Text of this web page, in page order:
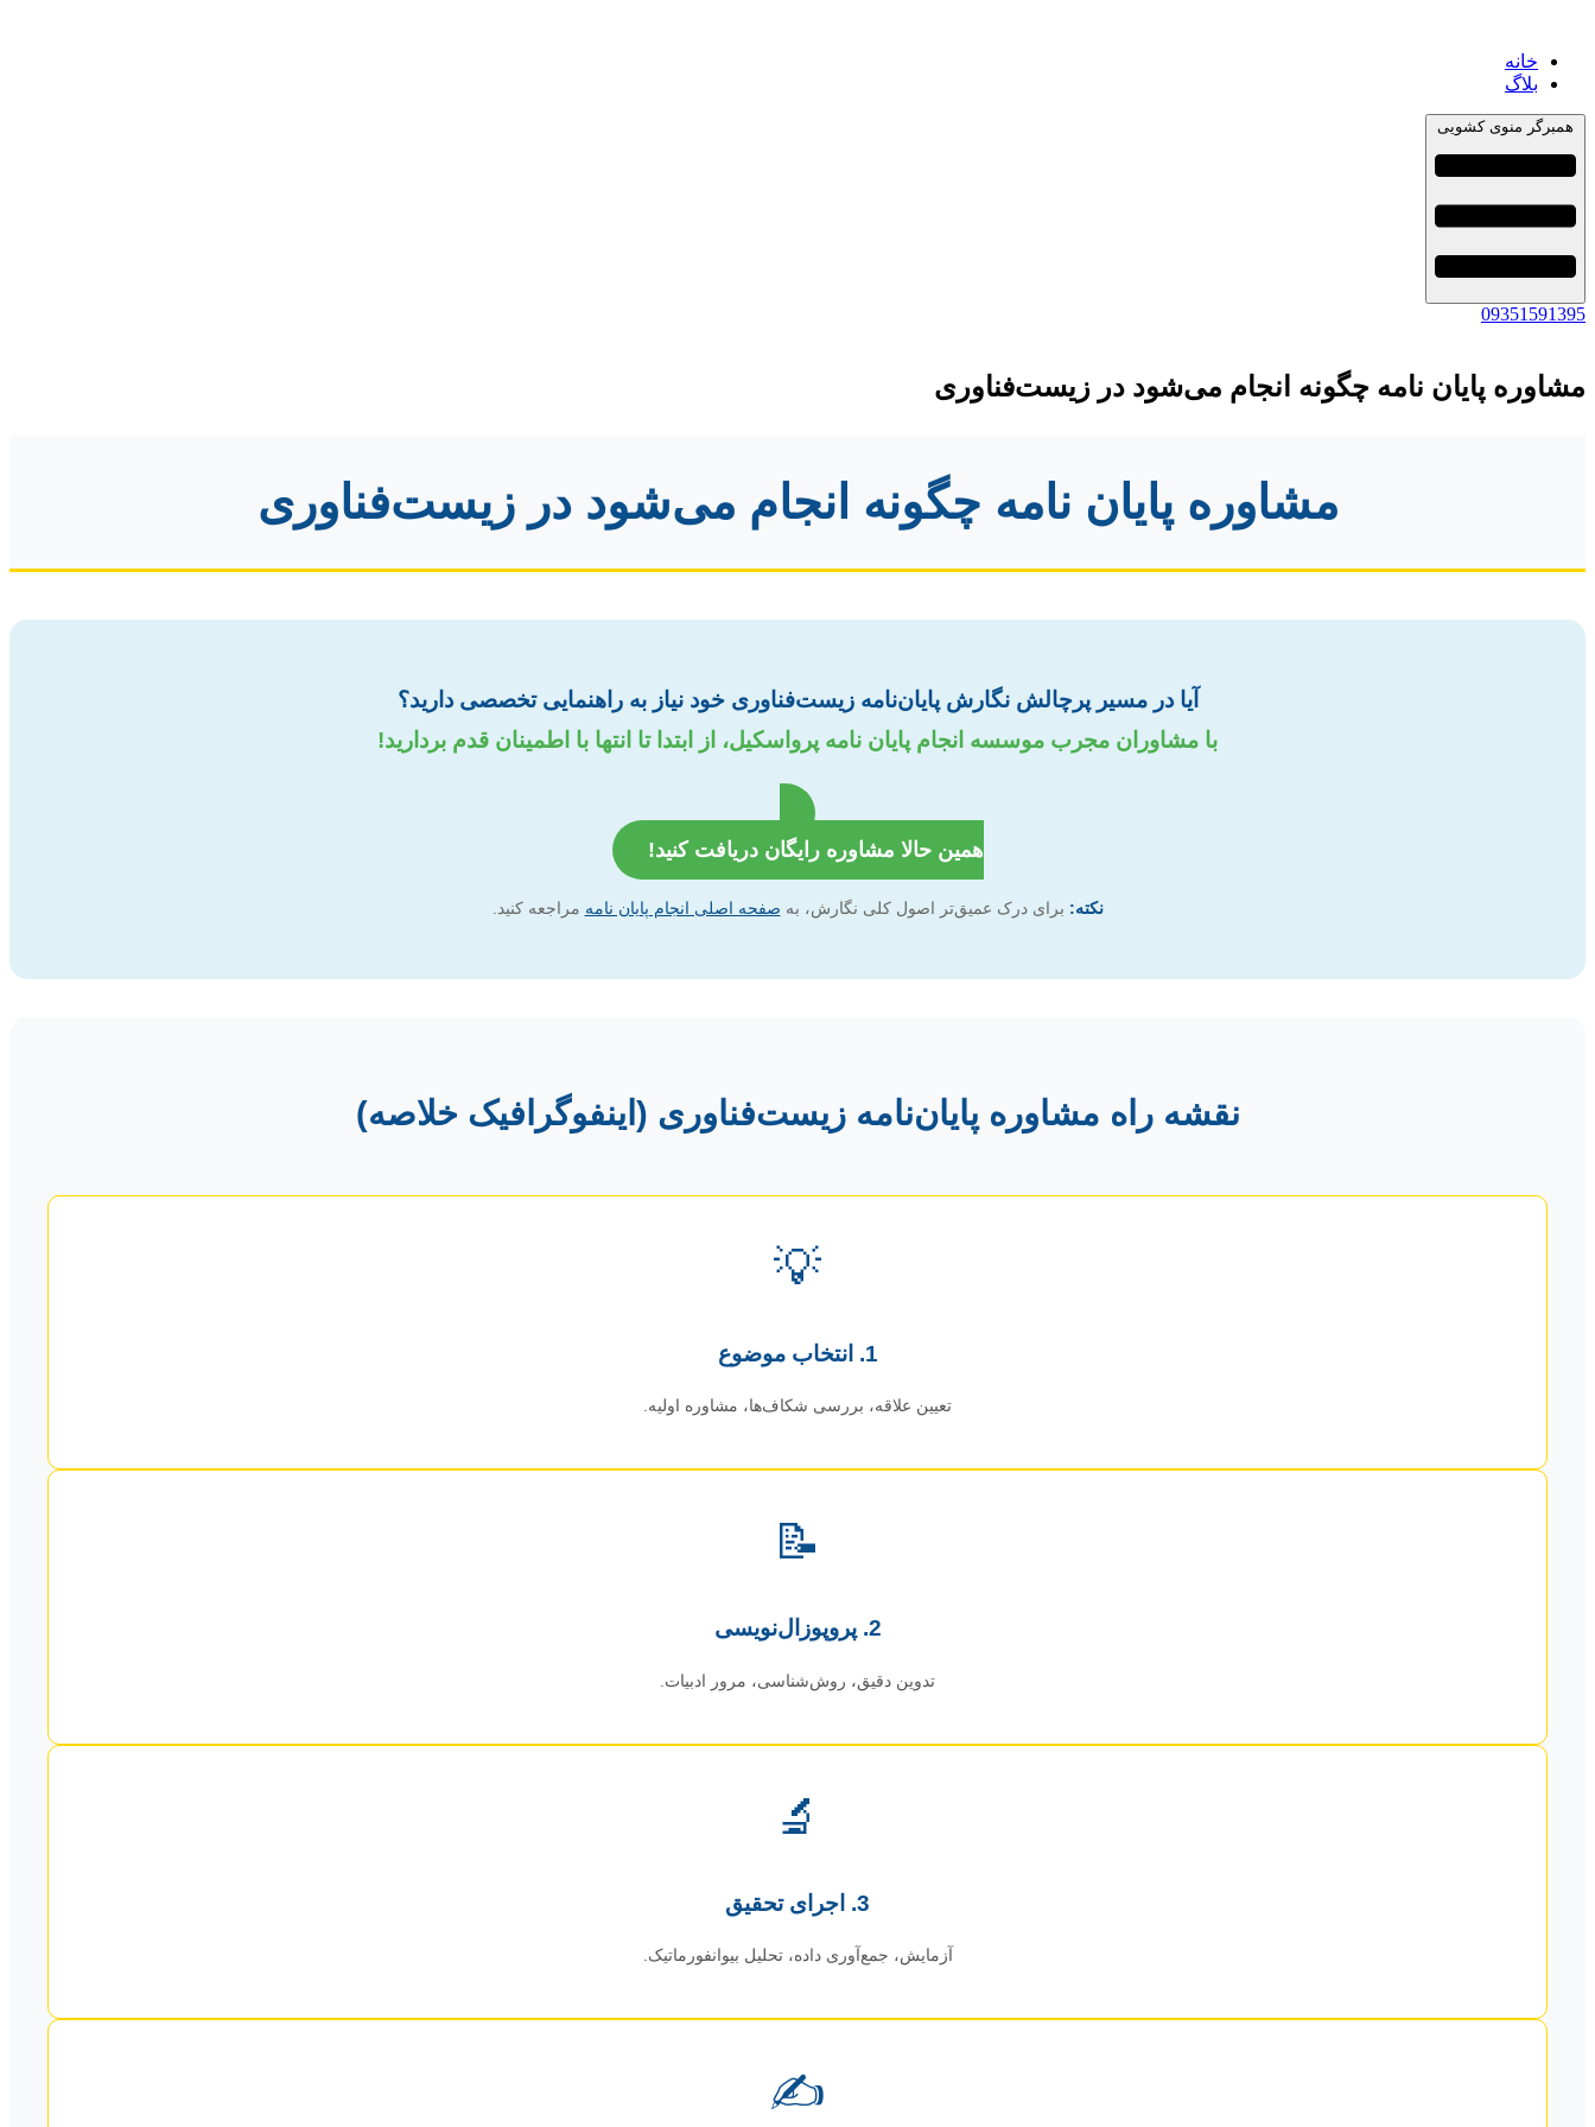
خانه
بلاگ
همبرگر منوی کشویی
09351591395
مشاوره پایان نامه چگونه انجام می‌شود در زیست‌فناوری
مشاوره پایان نامه چگونه انجام می‌شود در زیست‌فناوری
آیا در مسیر پرچالش نگارش پایان‌نامه زیست‌فناوری خود نیاز به راهنمایی تخصصی دارید؟
با مشاوران مجرب موسسه انجام پایان نامه پرواسکیل، از ابتدا تا انتها با اطمینان قدم بردارید!
همین حالا مشاوره رایگان دریافت کنید!
نکته: برای درک عمیق‌تر اصول کلی نگارش، به صفحه اصلی انجام پایان نامه مراجعه کنید.
نقشه راه مشاوره پایان‌نامه زیست‌فناوری (اینفوگرافیک خلاصه)
💡
1. انتخاب موضوع
تعیین علاقه، بررسی شکاف‌ها، مشاوره اولیه.
📝
2. پروپوزال‌نویسی
تدوین دقیق، روش‌شناسی، مرور ادبیات.
🔬
3. اجرای تحقیق
آزمایش، جمع‌آوری داده، تحلیل بیوانفورماتیک.
✍️